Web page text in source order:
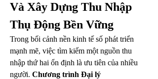
Và Xây Dựng Thu Nhập
Thụ Động Bền Vững
Trong bối cảnh nền kinh tế số phát triển
mạnh mẽ, việc tìm kiếm một nguồn thu
nhập thứ hai ổn định là ưu tiên của nhiều
người. Chương trình Đại lý